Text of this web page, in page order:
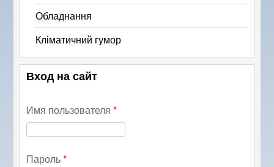
Обладнання
Кліматичний гумор
Вход на сайт
Имя пользователя*
Пароль*